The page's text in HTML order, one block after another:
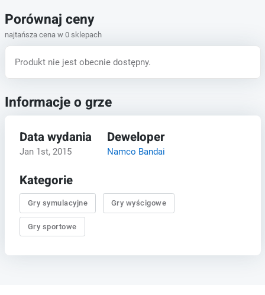
Porównaj ceny
najtańsza cena w 0 sklepach
Produkt nie jest obecnie dostępny.
Informacje o grze
Data wydania
Jan 1st, 2015
Deweloper
Namco Bandai
Kategorie
Gry symulacyjne Gry wyścigowe
Gry sportowe